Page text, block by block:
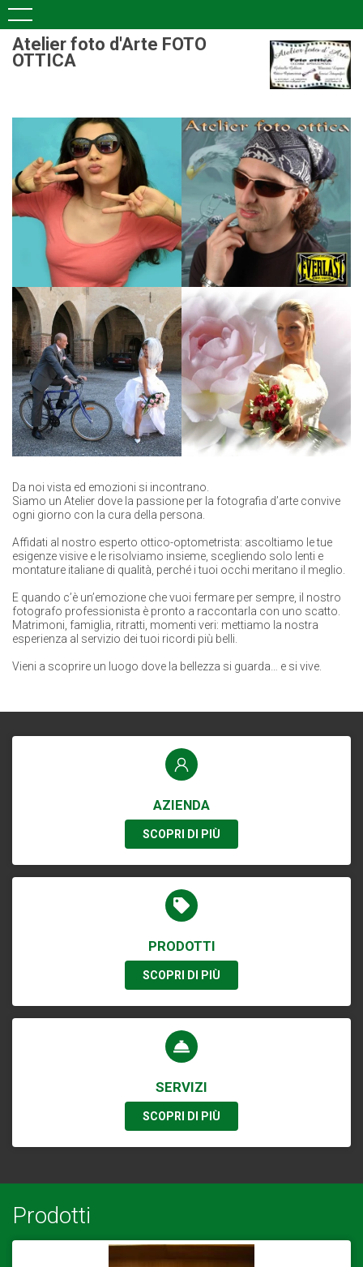
Atelier foto d'Arte FOTO
OTTICA
Da noi vista ed emozioni si incontrano.
Siamo un Atelier dove la passione per la fotografia d’arte convive
ogni giorno con la cura della persona.
Affidati al nostro esperto ottico-optometrista: ascoltiamo le tue
esigenze visive e le risolviamo insieme, scegliendo solo lenti e
montature italiane di qualità, perché i tuoi occhi meritano il meglio.
E quando c’è un’emozione che vuoi fermare per sempre, il nostro
fotografo professionista è pronto a raccontarla con uno scatto.
Matrimoni, famiglia, ritratti, momenti veri: mettiamo la nostra
esperienza al servizio dei tuoi ricordi più belli.
Vieni a scoprire un luogo dove la bellezza si guarda… e si vive.
AZIENDA
SCOPRI DI PIÙ
PRODOTTI
SCOPRI DI PIÙ
SERVIZI
SCOPRI DI PIÙ
Prodotti